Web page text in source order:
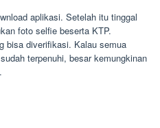
aplikasi. Setelah itu tinggal
foto selfie beserta KTP.
bisa diverifikasi. Kalau semua
terpenuhi, besar kemungkinan